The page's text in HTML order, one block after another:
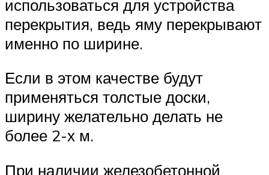
использоваться для устройства
перекрытия, ведь яму перекрывают
именно по ширине.
Если в этом качестве будут
применяться толстые доски,
ширину желательно делать не
более 2-х м.
При наличии железобетонной